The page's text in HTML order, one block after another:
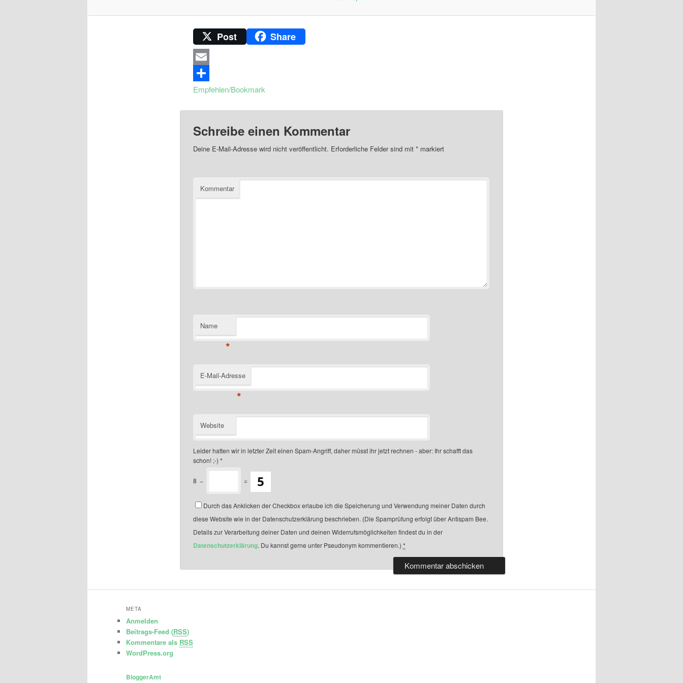
Post Share
Email
Empfehlen/Bookmark
Schreibe einen Kommentar
Deine E-Mail-Adresse wird nicht veröffentlicht. Erforderliche Felder sind mit *markiert
Kommentar
Name
*
E-Mail-Adresse
*
Website
Leider hatten wir in letzter Zeit einen Spam-Angriff, daher müsst ihr jetzt rechnen - aber: Ihr schafft das
schon! ;-) *
8 − =
Durch das Anklicken der Checkbox erlaube ich die Speicherung und Verwendung meiner Daten durch
diese Website wie in der Datenschutzerklärung beschrieben. (Die Spamprüfung erfolgt über Antispam Bee.
Details zur Verarbeitung deiner Daten und deinen Widerrufsmöglichkeiten findest du in der
Datenschutzerklärung. Du kannst gerne unter Pseudonym kommentieren.) *
META
Anmelden
Beitrags-Feed (RSS)
Kommentare als RSS
WordPress.org
BloggerAmt